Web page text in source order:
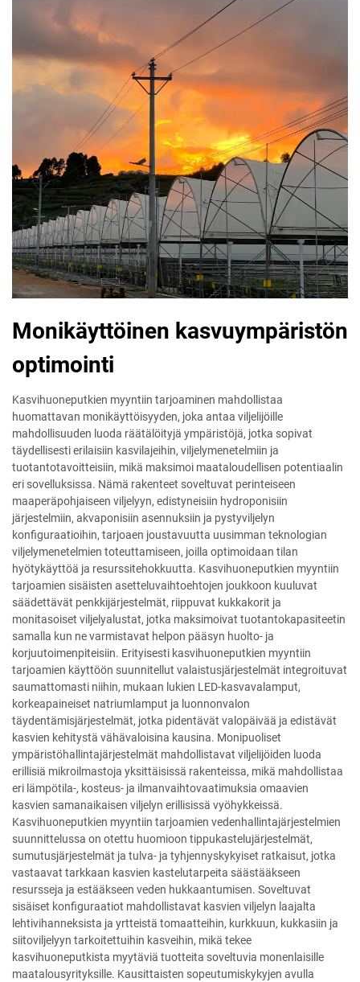
Monikäyttöinen kasvuympäristön
optimointi
Kasvihuoneputkien myyntiin tarjoaminen mahdollistaa
huomattavan monikäyttöisyyden, joka antaa viljelijöille
mahdollisuuden luoda räätälöityjä ympäristöjä, jotka sopivat
täydellisesti erilaisiin kasvilajeihin, viljelymenetelmiin ja
tuotantotavoitteisiin, mikä maksimoi maataloudellisen potentiaalin
eri sovelluksissa. Nämä rakenteet soveltuvat perinteiseen
maaperäpohjaiseen viljelyyn, edistyneisiin hydroponisiin
järjestelmiin, akvaponisiin asennuksiin ja pystyviljelyn
konfiguraatioihin, tarjoaen joustavuutta uusimman teknologian
viljelymenetelmien toteuttamiseen, joilla optimoidaan tilan
hyötykäyttöä ja resurssitehokkuutta. Kasvihuoneputkien myyntiin
tarjoamien sisäisten asetteluvaihtoehtojen joukkoon kuuluvat
säädettävät penkkijärjestelmät, riippuvat kukkakorit ja
monitasoiset viljelyalustat, jotka maksimoivat tuotantokapasiteetin
samalla kun ne varmistavat helpon pääsyn huolto- ja
korjuutoimenpiteisiin. Erityisesti kasvihuoneputkien myyntiin
tarjoamien käyttöön suunnitellut valaistusjärjestelmät integroituvat
saumattomasti niihin, mukaan lukien LED-kasvavalamput,
korkeapaineiset natriumlamput ja luonnonvalon
täydentämisjärjestelmät, jotka pidentävät valopäivää ja edistävät
kasvien kehitystä vähävaloisina kausina. Monipuoliset
ympäristöhallintajärjestelmät mahdollistavat viljelijöiden luoda
erillisiä mikroilmastoja yksittäisissä rakenteissa, mikä mahdollistaa
eri lämpötila-, kosteus- ja ilmanvaihtovaatimuksia omaavien
kasvien samanaikaisen viljelyn erillisissä vyöhykkeissä.
Kasvihuoneputkien myyntiin tarjoamien vedenhallintajärjestelmien
suunnittelussa on otettu huomioon tippukastelujärjestelmät,
sumutusjärjestelmät ja tulva- ja tyhjennyskykyiset ratkaisut, jotka
vastaavat tarkkaan kasvien kastelutarpeita säästääkseen
resursseja ja estääkseen veden hukkaantumisen. Soveltuvat
sisäiset konfiguraatiot mahdollistavat kasvien viljelyn laajalta
lehtivihanneksista ja yrtteistä tomaatteihin, kurkkuun, kukkasiin ja
siitoviljelyyn tarkoitettuihin kasveihin, mikä tekee
kasvihuoneputkista myytäviä tuotteita soveltuvia monenlaisille
maatalousyrityksille. Kausittaisten sopeutumiskykyjen avulla